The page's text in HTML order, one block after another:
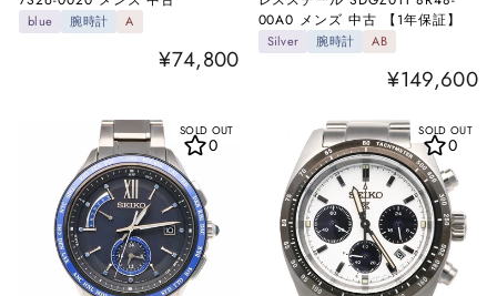
blue 腕時計 A
¥74,800
00A0 メンズ 中古 【1年保証】
Silver 腕時計 AB
¥149,600
SOLD OUT
0
SOLD OUT
0